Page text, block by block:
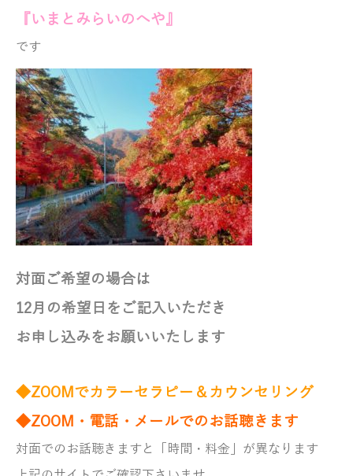
『いまとみらいのへや』
です
対面ご希望の場合は
12月の希望日をご記入いただき
お申し込みをお願いいたします
◆ZOOMでカラーセラピー＆カウンセリング
◆ZOOM・電話・メールでのお話聴きます
対面でのお話聴きますと「
時間・料金」が異なります